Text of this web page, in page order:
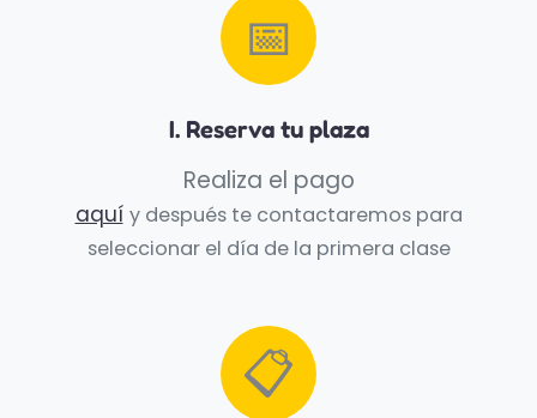
📅
I. Reserva tu plaza
Realiza el pago
aquí y después te contactaremos para
seleccionar el día de la primera clase
📋